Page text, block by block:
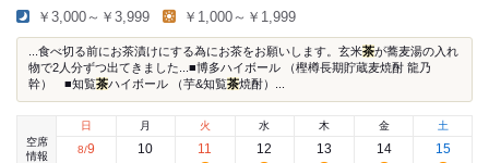
￥3,000～￥3,999 ￥1,000～￥1,999
...食べ切る前にお茶漬けにする為にお茶をお願いします。玄米茶が蕎麦湯の入れ
物で2人分ずつ出てきました...■博多ハイボール （樫樽長期貯蔵麦焼酎 龍乃
幹） ■知覧茶ハイボール （芋&知覧茶焼酎）...
空席
情報
日
8/9
月
10
火
11
水
12
木
13
金
14
土
15